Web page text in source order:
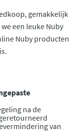
gemakkelijk
een leuke Nuby
Nuby producten
na de
van